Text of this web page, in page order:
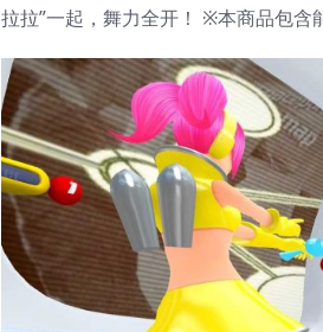
拉拉”一起，舞力全开！ ※本商品包含